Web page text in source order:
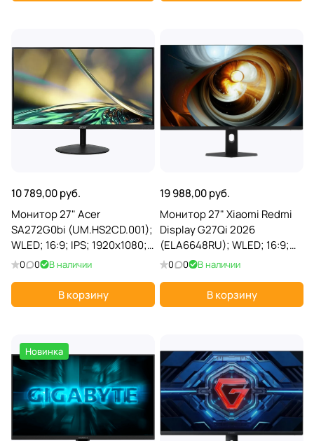
10 789,00 руб.
Монитор 27" Acer
SA272G0bi (UM.HS2CD.001);
WLED; 16:9; IPS; 1920x1080;
120 Гц; 178°/178°; 250 кд/м²;
1хHDMI; черный
0 0 В наличии
В корзину
19 988,00 руб.
Монитор 27" Xiaomi Redmi
Display G27Qi 2026
(ELA6648RU); WLED; 16:9;
IPS; 2560x1440; 200 Гц;
000:1; 2xHDMI; 2xDP; 1x3.5
0 0 В наличии
В корзину
Новинка